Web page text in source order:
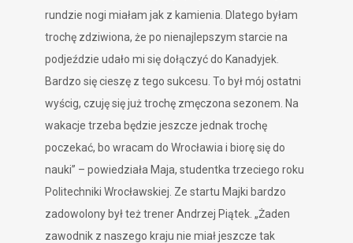
rundzie nogi miałam jak z kamienia. Dlatego byłam
trochę zdziwiona, że po nienajlepszym starcie na
podjeździe udało mi się dołączyć do Kanadyjek.
Bardzo się cieszę z tego sukcesu. To był mój ostatni
wyścig, czuję się już trochę zmęczona sezonem. Na
wakacje trzeba będzie jeszcze jednak trochę
poczekać, bo wracam do Wrocławia i biorę się do
nauki” – powiedziała Maja, studentka trzeciego roku
Politechniki Wrocławskiej. Ze startu Majki bardzo
zadowolony był też trener Andrzej Piątek. „Żaden
zawodnik z naszego kraju nie miał jeszcze tak